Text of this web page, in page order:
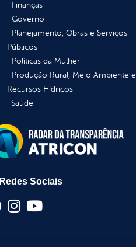
Finanças
Governo
Planejamento, Obras e Serviços
Públicos
Políticas da Mulher
Produção Rural, Meio Ambiente e
Recursos Hídricos
Saúde
Redes Sociais